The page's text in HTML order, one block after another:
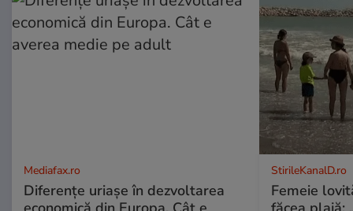
Mediafax.ro
Diferențe uriașe în dezvoltarea
StirileKanalD.ro
Femeie